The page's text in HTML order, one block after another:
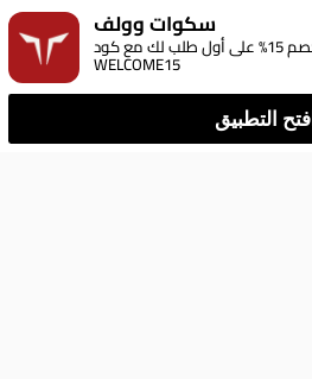
سكوات وولف
نزل تطبيقنا وخصم 15% على أول طلب لك مع كود:
WELCOME15
افتح التطبيق